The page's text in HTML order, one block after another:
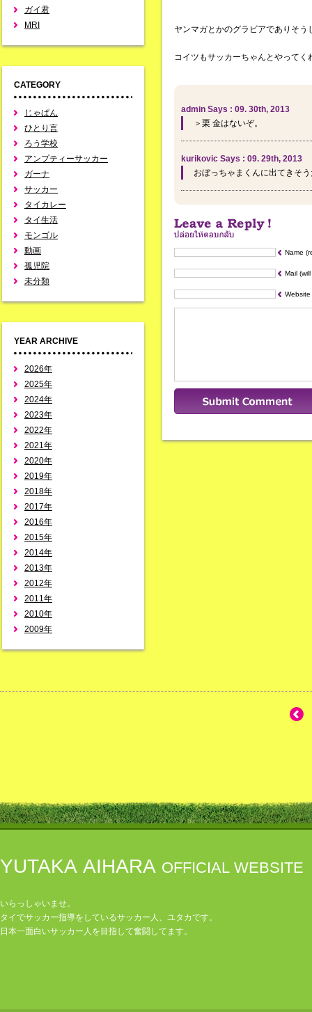
ガイ君
MRI
CATEGORY
じゃぱん
ひとり言
ろう学校
アンプティーサッカー
ガーナ
サッカー
タイカレー
タイ生活
モンゴル
動画
孤児院
未分類
YEAR ARCHIVE
2026年
2025年
2024年
2023年
2022年
2021年
2020年
2019年
2018年
2017年
2016年
2015年
2014年
2013年
2012年
2011年
2010年
2009年
ヤンマガとかのグラビアでありそう
コイツもサッカーちゃんとやって
admin Says : 09. 30th, 2013
＞栗 金はないぞ。
kurikovic Says : 09. 29th, 2013
おぼっちゃまくんに出てきそ
Name
Mail
Website
YUTAKA AIHARA OFFICIAL WEBSITE
いらっしゃいませ。
タイでサッカー指導をしているサッカー人、ユタカです。
日本一面白いサッカー人を目指して奮闘してます。